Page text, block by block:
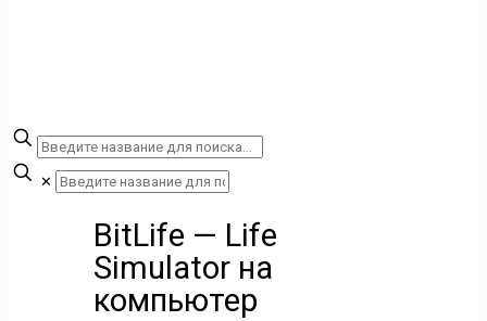
✕
BitLife — Life
Simulator на
компьютер